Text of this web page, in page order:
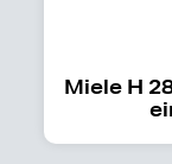
Miele H